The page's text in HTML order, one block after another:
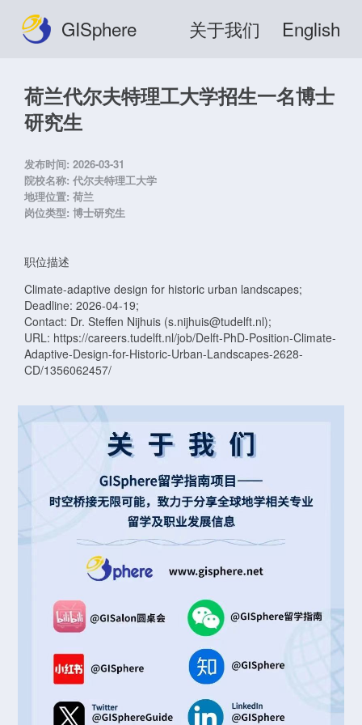
GISphere 关于我们 English
荷兰代尔夫特理工大学招生一名博士
研究生
发布时间: 2026-03-31
院校名称: 代尔夫特理工大学
地理位置: 荷兰
岗位类型: 博士研究生
职位描述
Climate-adaptive design for historic urban landscapes;
Deadline: 2026-04-19;
Contact: Dr. Steffen Nijhuis (s.nijhuis@tudelft.nl);
URL: https://careers.tudelft.nl/job/Delft-PhD-Position-Climate-
Adaptive-Design-for-Historic-Urban-Landscapes-2628-
CD/1356062457/